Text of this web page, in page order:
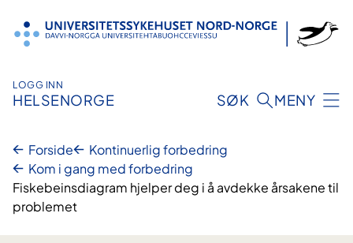
innhold
LOGG INN
HELSENORGE SØK MENY
Forside
Kontinuerlig forbedring
Kom i gang med forbedring
Fiskebeinsdiagram hjelper deg i å avdekke årsakene til
problemet